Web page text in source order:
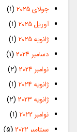
جولای 2025
(1)
آوریل 2025
(1)
ژانویه 2025
(1)
دسامبر 2024
(1)
نوامبر 2024
(2)
ژانویه 2024
(1)
ژانویه 2023
(2)
نوامبر 2022
(1)
سپتامبر 2022
(5)